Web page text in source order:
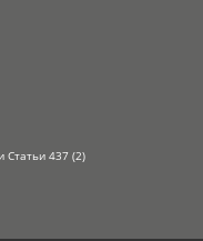
Статьи 437 (2)